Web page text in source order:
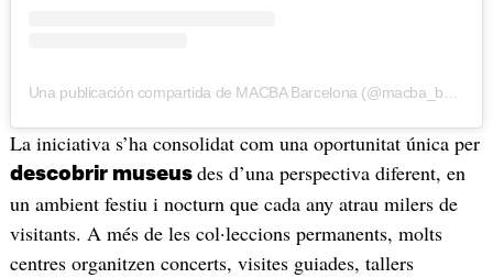
La iniciativa s’ha consolidat com una oportunitat única per
descobrir museus des d’una perspectiva diferent, en
un ambient festiu i nocturn que cada any atrau milers de
visitants. A més de les col·leccions permanents, molts
centres organitzen concerts, visites guiades, tallers